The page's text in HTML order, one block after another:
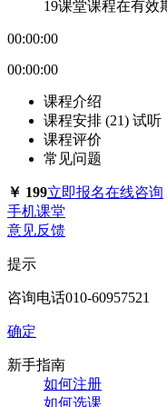
19课堂课程在有效
00:00:00
00:00:00
课程介绍
课程安排 (21) 试听
课程评价
常见问题
￥ 199立即报名在线咨询
手机课堂
意见反馈
提示
咨询电话010-60957521
确定
新手指南
如何注册
如何选课